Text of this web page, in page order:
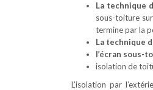
La technique
sous-toiture
termine par la
La technique
l’écran sous-
isolation de
L’isolation par